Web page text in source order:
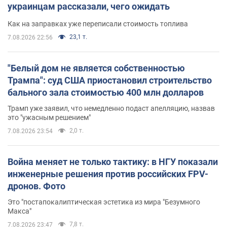
украинцам рассказали, чего ожидать
Как на заправках уже переписали стоимость топлива
7.08.2026 22:56 23,1 т.
"Белый дом не является собственностью
Трампа": суд США приостановил строительство
бального зала стоимостью 400 млн долларов
Трамп уже заявил, что немедленно подаст апелляцию, назвав
это "ужасным решением"
7.08.2026 23:54 2,0 т.
Война меняет не только тактику: в НГУ показали
инженерные решения против российских FPV-
дронов. Фото
Это "постапокалиптическая эстетика из мира "Безумного
Макса"
7.08.2026 23:47 7,8 т.